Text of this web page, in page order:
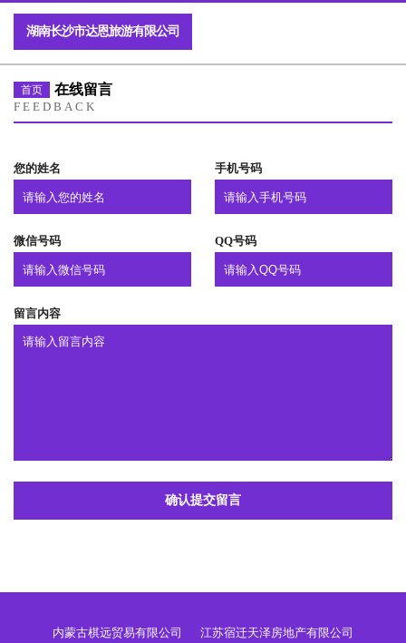
湖南长沙市达恩旅游有限公司
首页 在线留言
FEEDBACK
您的姓名 手机号码
微信号码 QQ号码
留言内容
确认提交留言
内蒙古棋远贸易有限公司
江苏宿迁天泽房地产有限公司